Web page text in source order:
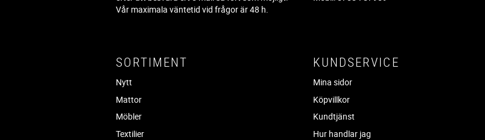
Vår maximala väntetid vid frågor är 48 h.
SORTIMENT
Nytt
Mattor
Möbler
Textilier
KUNDSERVICE
Mina sidor
Köpvillkor
Kundtjänst
Hur handlar jag